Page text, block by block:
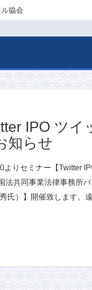
協会
IPO ツ
知らせ
よりセミナー【Twitter
法共同事業法律事務所
氏）】開催致します。